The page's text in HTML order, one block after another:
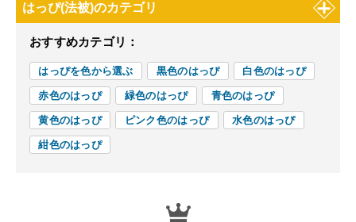
はっぴ(法被)のカテゴリ
おすすめカテゴリ：
はっぴを色から選ぶ 黒色のはっぴ 白色のはっぴ
赤色のはっぴ 緑色のはっぴ 青色のはっぴ
黄色のはっぴ ピンク色のはっぴ 水色のはっぴ
紺色のはっぴ